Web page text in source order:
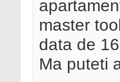
master
data de
Ma puteti